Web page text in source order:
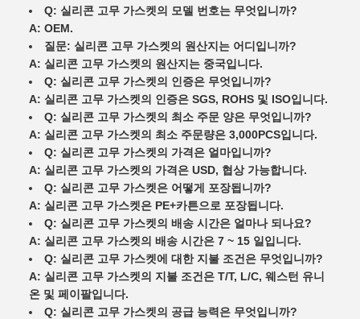
Q: 실리콘 고무 가스켓의 모델 번호는 무엇입니까?
A: OEM.
질문: 실리콘 고무 가스켓의 원산지는 어디입니까?
A: 실리콘 고무 가스켓의 원산지는 중국입니다.
Q: 실리콘 고무 가스켓의 인증은 무엇입니까?
A: 실리콘 고무 가스켓의 인증은 SGS, ROHS 및 ISO입니다.
Q: 실리콘 고무 가스켓의 최소 주문 양은 무엇입니까?
A: 실리콘 고무 가스켓의 최소 주문량은 3,000PCS입니다.
Q: 실리콘 고무 가스켓의 가격은 얼마입니까?
A: 실리콘 고무 가스켓의 가격은 USD, 협상 가능합니다.
Q: 실리콘 고무 가스켓은 어떻게 포장됩니까?
A: 실리콘 고무 가스켓은 PE+카튼으로 포장됩니다.
Q: 실리콘 고무 가스켓의 배송 시간은 얼마나 되나요?
A: 실리콘 고무 가스켓의 배송 시간은 7 ~ 15 일입니다.
Q: 실리콘 고무 가스켓에 대한 지불 조건은 무엇입니까?
A: 실리콘 고무 가스켓의 지불 조건은 T/T, L/C, 웨스턴 유니
온 및 페이팔입니다.
Q: 실리콘 고무 가스켓의 공급 능력은 무엇입니까?